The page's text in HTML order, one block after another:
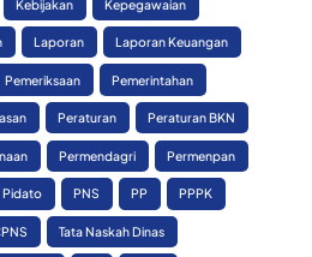
Kebijakan Kepegawaian
Laporan Laporan Keuangan
Pemeriksaan Pemerintahan
Peraturan Peraturan BKN
Permendagri Permenpan
Pidato PNS PP PPPK
Tata Naskah Dinas